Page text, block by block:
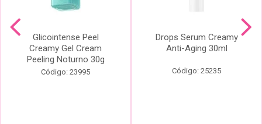
Glicointense Peel
Creamy Gel Cream
Peeling Noturno 30g
Código: 23995
Drops Serum Creamy
Anti-Aging 30ml
Código: 25235